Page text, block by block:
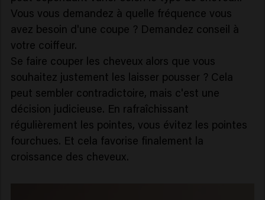
Vous vous demandez à quelle fréquence vous
avez besoin d'une coupe ? Demandez conseil à
votre coiffeur.
Se faire couper les cheveux alors que vous
souhaitez justement les laisser pousser ? Cela
peut sembler contradictoire, mais c'est une
décision judicieuse. En rafraîchissant
régulièrement les pointes, vous évitez les pointes
fourchues. Et cela favorise finalement la
croissance des cheveux.